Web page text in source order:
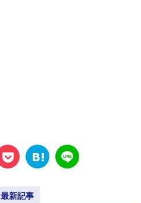
最新記事